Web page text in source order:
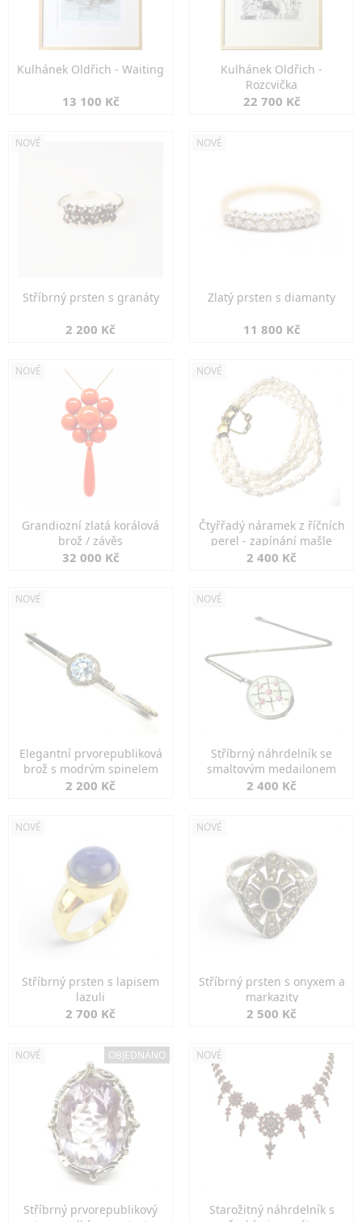
Kulhánek Oldřich - Waiting
13 100 Kč
Kulhánek Oldřich -
Rozcvička
22 700 Kč
NOVÉ
Stříbrný prsten s granáty
2 200 Kč
NOVÉ
Zlatý prsten s diamanty
11 800 Kč
NOVÉ
Grandiozní zlatá korálová
brož / závěs
32 000 Kč
NOVÉ
Čtyřřadý náramek z říčních
perel - zapínání mašle
2 400 Kč
NOVÉ
Elegantní prvorepubliková
brož s modrým spinelem
2 200 Kč
NOVÉ
Stříbrný náhrdelník se
smaltovým medailonem
2 400 Kč
NOVÉ
Stříbrný prsten s lapisem
lazuli
2 700 Kč
NOVÉ
Stříbrný prsten s onyxem a
markazity
2 500 Kč
NOVÉ OBJEDNÁNO
Stříbrný prvorepublikový
NOVÉ
Starožitný náhrdelník s